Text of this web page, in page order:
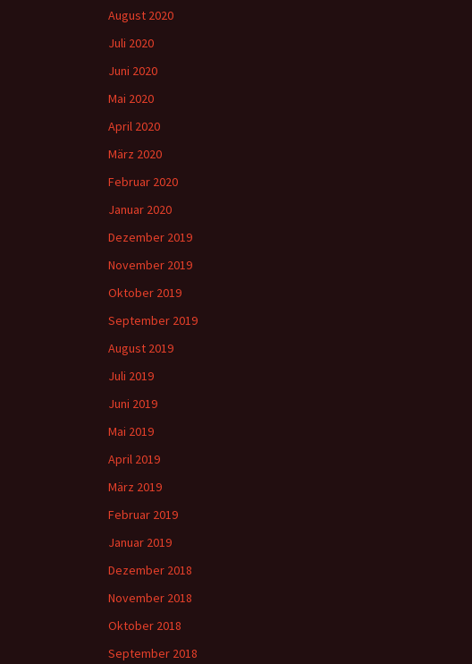
August 2020
Juli 2020
Juni 2020
Mai 2020
April 2020
März 2020
Februar 2020
Januar 2020
Dezember 2019
November 2019
Oktober 2019
September 2019
August 2019
Juli 2019
Juni 2019
Mai 2019
April 2019
März 2019
Februar 2019
Januar 2019
Dezember 2018
November 2018
Oktober 2018
September 2018